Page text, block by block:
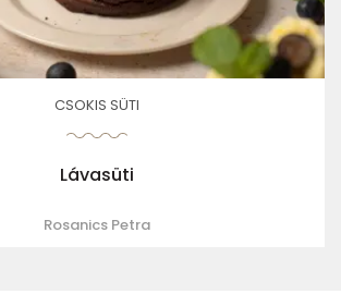
CSOKIS SÜTI
Lávasüti
Rosanics Petra